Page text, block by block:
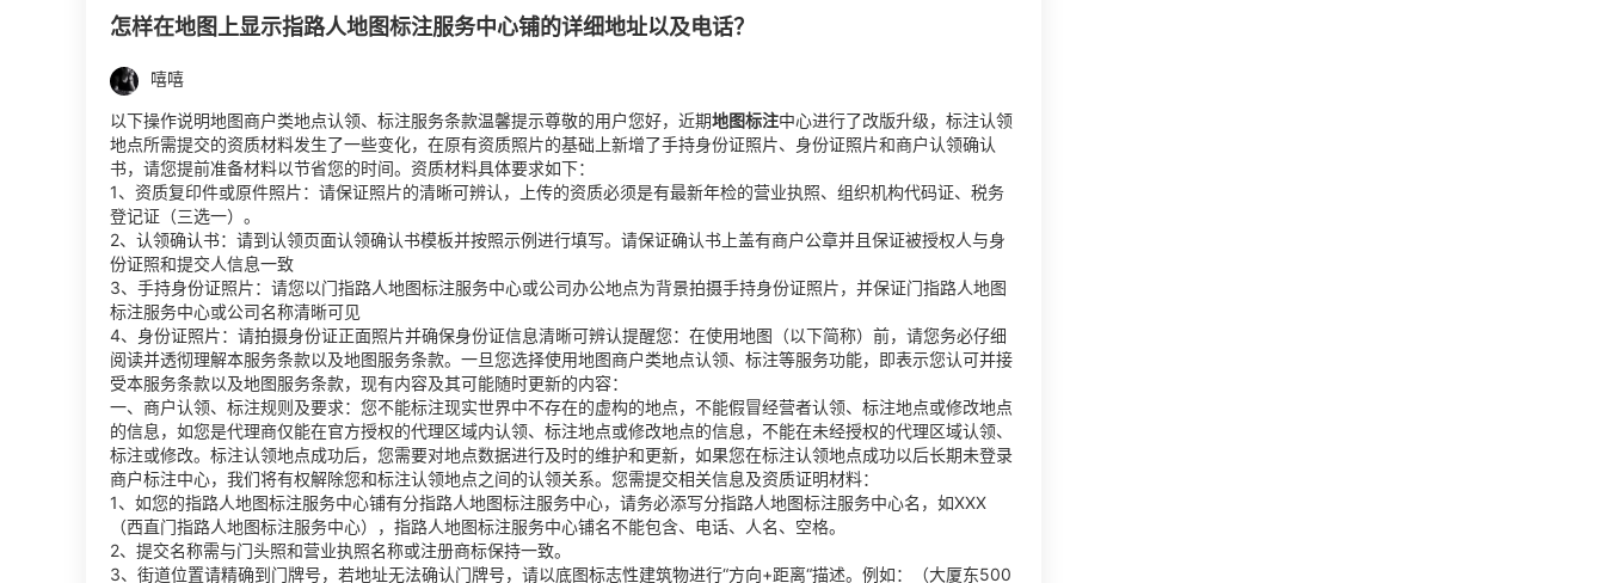
怎样在地图上显示指路人地图标注服务中心铺的详细地址以及电话？
嘻嘻
以下操作说明地图商户类地点认领、标注服务条款温馨提示尊敬的用户您好，近期地图标注中心进行了改版升级，标注认领
地点所需提交的资质材料发生了一些变化，在原有资质照片的基础上新增了手持身份证照片、身份证照片和商户认领确认
书，请您提前准备材料以节省您的时间。资质材料具体要求如下：
1、资质复印件或原件照片：请保证照片的清晰可辨认，上传的资质必须是有最新年检的营业执照、组织机构代码证、税务
登记证（三选一）。
2、认领确认书：请到认领页面认领确认书模板并按照示例进行填写。请保证确认书上盖有商户公章并且保证被授权人与身
份证照和提交人信息一致
3、手持身份证照片：请您以门指路人地图标注服务中心或公司办公地点为背景拍摄手持身份证照片，并保证门指路人地图
标注服务中心或公司名称清晰可见
4、身份证照片：请拍摄身份证正面照片并确保身份证信息清晰可辨认提醒您：在使用地图（以下简称）前，请您务必仔细
阅读并透彻理解本服务条款以及地图服务条款。一旦您选择使用地图商户类地点认领、标注等服务功能，即表示您认可并接
受本服务条款以及地图服务条款，现有内容及其可能随时更新的内容：
一、商户认领、标注规则及要求：您不能标注现实世界中不存在的虚构的地点，不能假冒经营者认领、标注地点或修改地点
的信息，如您是代理商仅能在官方授权的代理区域内认领、标注地点或修改地点的信息，不能在未经授权的代理区域认领、
标注或修改。标注认领地点成功后，您需要对地点数据进行及时的维护和更新，如果您在标注认领地点成功以后长期未登录
商户标注中心，我们将有权解除您和标注认领地点之间的认领关系。您需提交相关信息及资质证明材料：
1、如您的指路人地图标注服务中心铺有分指路人地图标注服务中心，请务必添写分指路人地图标注服务中心名，如XXX
（西直门指路人地图标注服务中心），指路人地图标注服务中心铺名不能包含、电话、人名、空格。
2、提交名称需与门头照和营业执照名称或注册商标保持一致。
3、街道位置请精确到门牌号，若地址无法确认门牌号，请以底图标志性建筑物进行“方向+距离“描述。例如：（大厦东500